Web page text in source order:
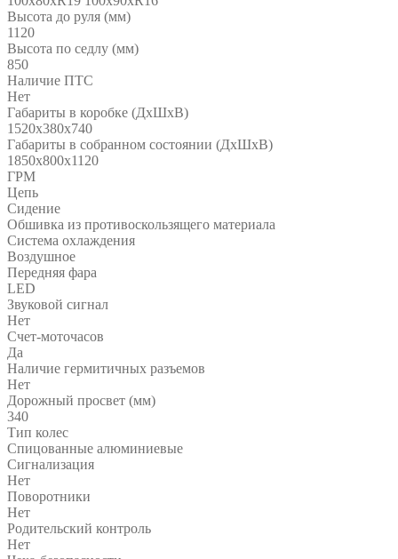
Высота до руля (мм)
1120
Высота по седлу (мм)
850
Наличие ПТС
Нет
Габариты в коробке (ДхШхВ)
1520х380х740
Габариты в собранном состоянии (ДхШхВ)
1850х800х1120
ГРМ
Цепь
Сидение
Обшивка из противоскользящего материала
Система охлаждения
Воздушное
Передняя фара
LED
Звуковой сигнал
Нет
Счет-моточасов
Да
Наличие гермитичных разъемов
Нет
Дорожный просвет (мм)
340
Тип колес
Спицованные алюминиевые
Сигнализация
Нет
Поворотники
Нет
Родительский контроль
Нет